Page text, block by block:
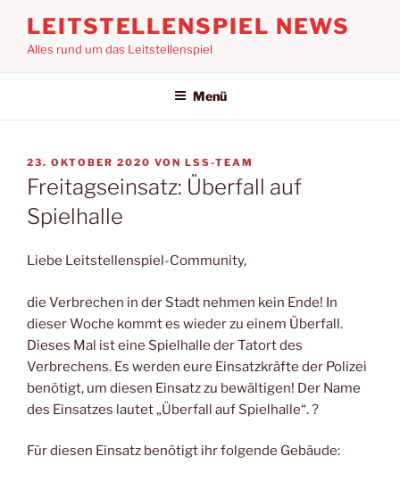
Inhalt
springen
LEITSTELLENSPIEL NEWS
Alles rund um das Leitstellenspiel
Menü
VERÖFFENTLICHT
AM
23. OKTOBER 2020 VON LSS-TEAM
Freitagseinsatz: Überfall auf
Spielhalle
Liebe Leitstellenspiel-Community,
die Verbrechen in der Stadt nehmen kein Ende! In
dieser Woche kommt es wieder zu einem Überfall.
Dieses Mal ist eine Spielhalle der Tatort des
Verbrechens. Es werden eure Einsatzkräfte der Polizei
benötigt, um diesen Einsatz zu bewältigen! Der Name
des Einsatzes lautet „Überfall auf Spielhalle“. ?
Für diesen Einsatz benötigt ihr folgende Gebäude: